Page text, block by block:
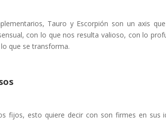
Tauro y Escorpión son un axis
con lo que nos resulta valioso, con lo
que se transforma.
fijos, esto quiere decir con son firmes en sus